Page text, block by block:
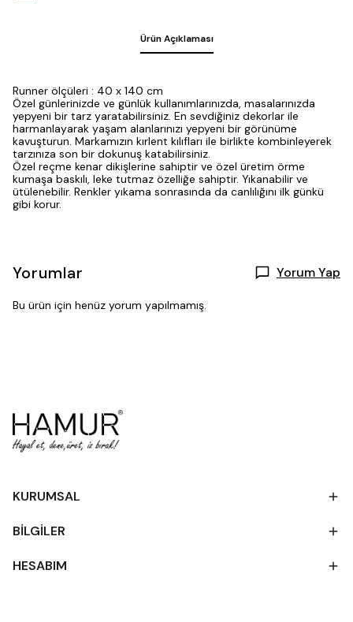
Ürün Açıklaması
Runner ölçüleri : 40 x 140 cm
Özel günlerinizde ve günlük kullanımlarınızda, masalarınızda
yepyeni bir tarz yaratabilirsiniz. En sevdiğiniz dekorlar ile
harmanlayarak yaşam alanlarınızı yepyeni bir görünüme
kavuşturun. Markamızın kırlent kılıfları ile birlikte kombinleyerek
tarzınıza son bir dokunuş katabilirsiniz.
Özel reçme kenar dikişlerine sahiptir ve özel üretim örme
kumaşa baskılı, leke tutmaz özelliğe sahiptir. Yıkanabilir ve
ütülenebilir. Renkler yıkama sonrasında da canlılığını ilk günkü
gibi korur.
Yorumlar Yorum Yap
Bu ürün için henüz yorum yapılmamış.
KURUMSAL
BİLGİLER
HESABIM